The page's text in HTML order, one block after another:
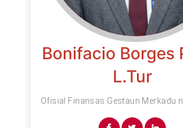
Bonifacio Borges
L.Tur
Ofisial Finansas Gestaun Merkadu